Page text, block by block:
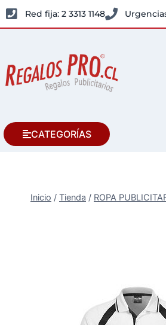
Red fija: 2 3313 1148
CATEGORÍAS
Inicio / Tienda / ROPA